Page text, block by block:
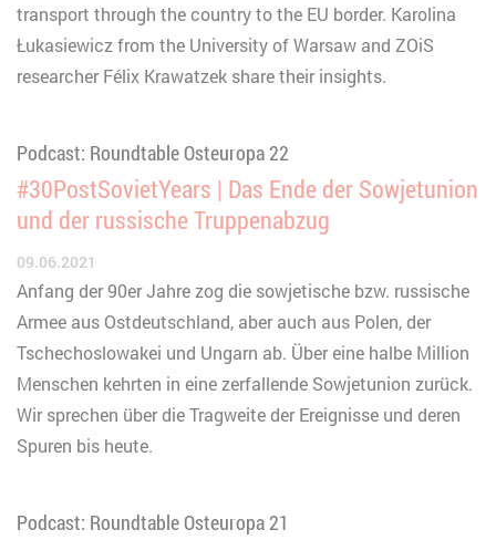
transport through the country to the EU border. Karolina
Łukasiewicz from the University of Warsaw and ZOiS
researcher Félix Krawatzek share their insights.
Podcast: Roundtable Osteuropa 22
#30PostSovietYears | Das Ende der Sowjetunion
und der russische Truppenabzug
09.06.2021
Anfang der 90er Jahre zog die sowjetische bzw. russische
Armee aus Ostdeutschland, aber auch aus Polen, der
Tschechoslowakei und Ungarn ab. Über eine halbe Million
Menschen kehrten in eine zerfallende Sowjetunion zurück.
Wir sprechen über die Tragweite der Ereignisse und deren
Spuren bis heute.
Podcast: Roundtable Osteuropa 21